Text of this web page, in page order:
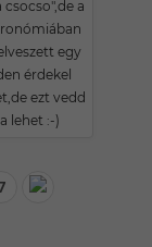
a
egy
érdekel
ezt vedd
lehet :-)